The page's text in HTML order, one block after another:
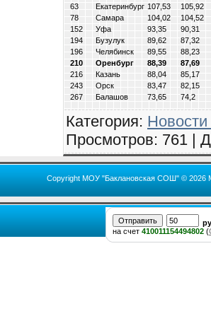
63
Екатеринбург 107,53
105,92
78
Самара 104,02
104,52
152
Уфа 93,35
90,31
194
Бузулук 89,62
87,32
196
Челябинск 89,55
88,23
210
Оренбург 88,39
87,69
216
Казань 88,04
85,17
243
Орск 83,47
82,15
267
Балашов 73,65 74,2
Категория:
Просмотров: 761 |
Copyright МОУ "Баклановская СОШ" © 2026
на счет 410011154494802 (